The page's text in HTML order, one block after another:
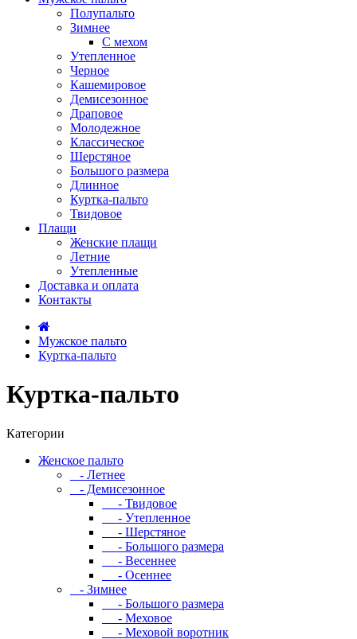
Полупальто
Зимнее
С мехом
Утепленное
Черное
Кашемировое
Демисезонное
Драповое
Молодежное
Классическое
Шерстяное
Большого размера
Длинное
Куртка-пальто
Твидовое
Плащи
Женские плащи
Летние
Утепленные
Доставка и оплата
Контакты
Мужское пальто
Куртка-пальто
Куртка-пальто
Категории
Женское пальто
- Летнее
- Демисезонное
- Твидовое
- Утепленное
- Шерстяное
- Большого размера
- Весеннее
- Осеннее
- Зимнее
- Большого размера
- Меховое
- Меховой воротник